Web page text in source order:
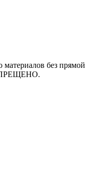
материалов без прямой